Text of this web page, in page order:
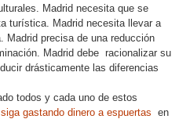
Madrid necesita que se
turística. Madrid necesita llevar a
Madrid precisa de una reducción
Madrid debe racionalizar su
drásticamente las diferencias
todos y cada uno de estos
gastando dinero a espuertas en